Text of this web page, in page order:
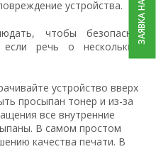
устройства.
чтобы безопасно
речь о нескольких
устройство вверх
просыпан тонер и из-за
все внутренние
В самом простом
качества печати. В